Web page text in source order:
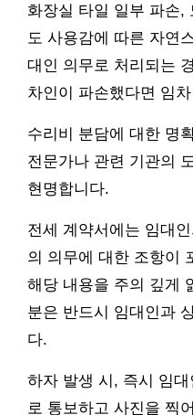
화장실 타일 일부 파손,
도 사용감에 따른 자연
대인 의무로 처리되는
차인이 파손했다면 임
수리비 분담에 대한 명
전문가나 관련 기관의
현명합니다.
전세 계약서에는 임대
의 의무에 대한 조항이
해당 내용을 주의 깊게
분은 반드시 임대인과
다.
하자 발생 시, 즉시 임
로 통보하고 사진을 찍